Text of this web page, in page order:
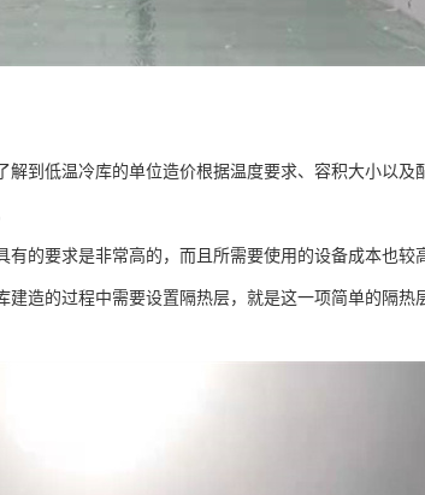
到低温冷库的单位造价根据温度要求、容积大小以及
的要求是非常高的，而且所需要使用的设备成本也较
造的过程中需要设置隔热层，就是这一项简单的隔热